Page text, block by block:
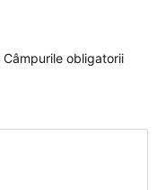
Câmpurile obligatorii